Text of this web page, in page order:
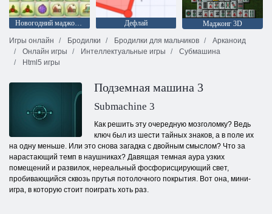
Новогодний маджонг: соедини пары Дефлай
Маджонг 3D
Игры онлайн
Бродилки Бродилки для мальчиков
Арканоид
Онлайн игры
Интеллектуальные игры
Субмашина
Html5 игры
Подземная машина 3
Submachine 3
Как решить эту очередную мозголомку? Ведь
ключ был из шести тайных знаков, а в поле их
на одну меньше. Или это снова загадка с двойным смыслом? Что за
нарастающий темп в наушниках? Давящая темная аура узких
помещений и развилок, нереальный фосфорисцирующий свет,
пробивающийся сквозь прутья потолочного покрытия. Вот она, мини-
игра, в которую стоит поиграть хоть раз.